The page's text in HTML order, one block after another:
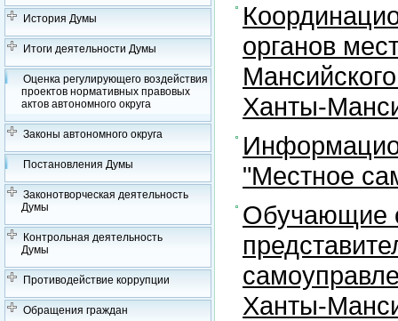
История Думы
Итоги деятельности Думы
Оценка регулирующего воздействия
проектов нормативных правовых
актов автономного округа
Законы автономного округа
Постановления Думы
Законотворческая деятельность
Думы
Контрольная деятельность
Думы
Противодействие коррупции
Обращения граждан
органов
Ханты-
"Местное
Обучающие
Ханты-